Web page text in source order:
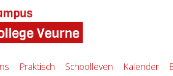
Praktisch Schoolleven Kalender